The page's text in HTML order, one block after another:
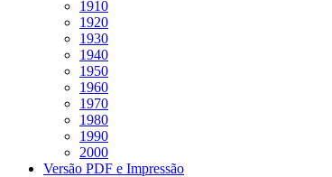
1910
1920
1930
1940
1950
1960
1970
1980
1990
2000
Versão PDF e Impressão